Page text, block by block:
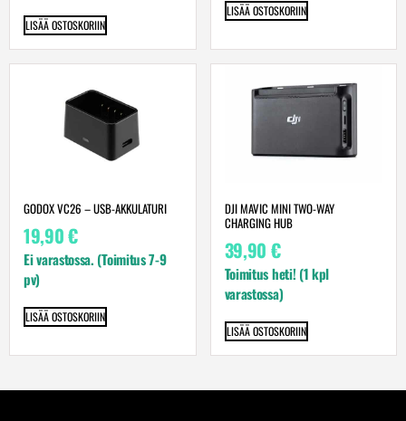
LISÄÄ OSTOSKORIIN
LISÄÄ OSTOSKORIIN
GODOX VC26 – USB-AKKULATURI
19,90€
Ei varastossa. (Toimitus 7-9
pv)
LISÄÄ OSTOSKORIIN
DJI MAVIC MINI TWO-WAY
CHARGING HUB
39,90 €
Toimitus heti! (1 kpl
varastossa)
LISÄÄ OSTOSKORIIN